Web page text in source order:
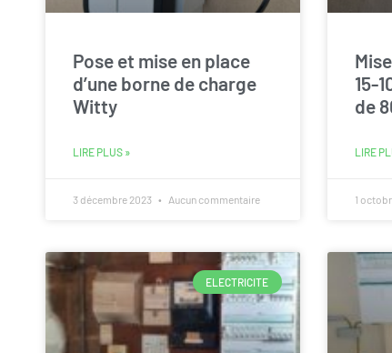
Pose et mise en place
d’une borne de charge
Witty
LIRE PLUS »
3 décembre 2023 Aucun commentaire
15-
de
LIRE
1
ELECTRICITE